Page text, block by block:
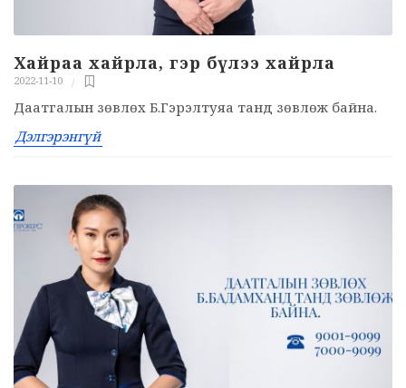
Хайраа хайрла, гэр бүлээ хайрла
2022-11-10
Даатгалын зөвлөх Б.Гэрэлтуяа танд зөвлөж байна.
Дэлгэрэнгүй